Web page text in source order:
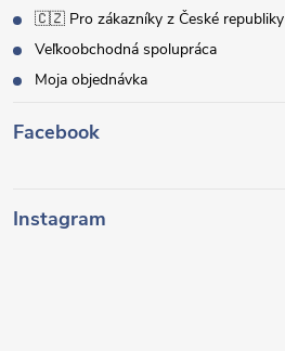
🇨🇿 Pro zákazníky z České republiky
Veľkoobchodná spolupráca
Moja objednávka
Facebook
Instagram